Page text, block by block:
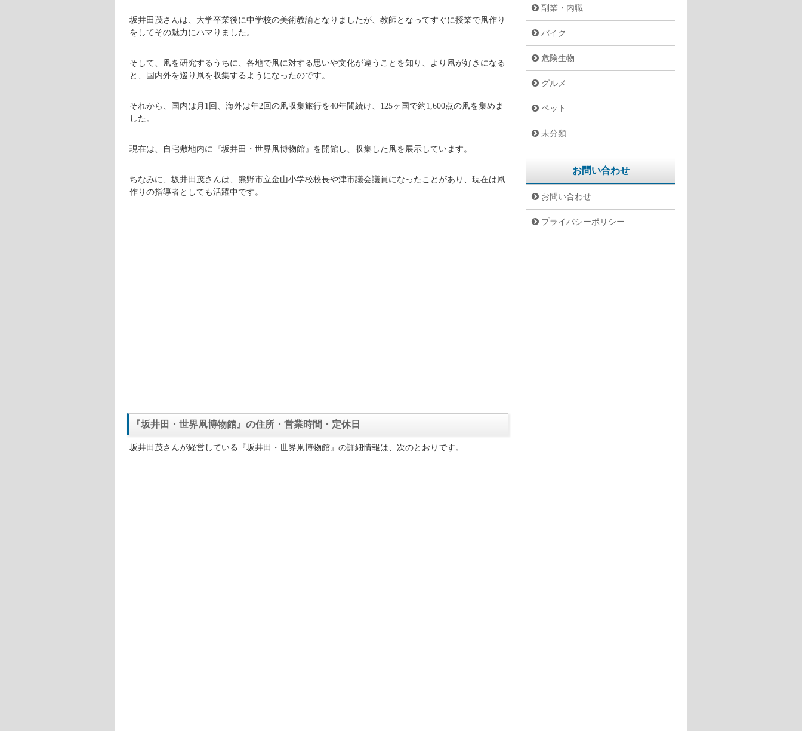
坂井田茂さんは、大学卒業後に中学校の美術教諭となりましたが、教師となってすぐに授業で凧作り
をしてその魅力にハマりました。
そして、凧を研究するうちに、各地で凧に対する思いや文化が違うことを知り、より凧が好きになる
と、国内外を巡り凧を収集するようになったのです。
それから、国内は月1回、海外は年2回の凧収集旅行を40年間続け、125ヶ国で約1,600点の凧を集めま
した。
現在は、自宅敷地内に『坂井田・世界凧博物館』を開館し、収集した凧を展示しています。
ちなみに、坂井田茂さんは、熊野市立金山小学校校長や津市議会議員になったことがあり、現在は凧
作りの指導者としても活躍中です。
『坂井田・世界凧博物館』の住所・営業時間・定休日
坂井田茂さんが経営している『坂井田・世界凧博物館』の詳細情報は、次のとおりです。
副業・内職
バイク
危険生物
グルメ
ペット
未分類
お問い合わせ
お問い合わせ
プライバシーポリシー